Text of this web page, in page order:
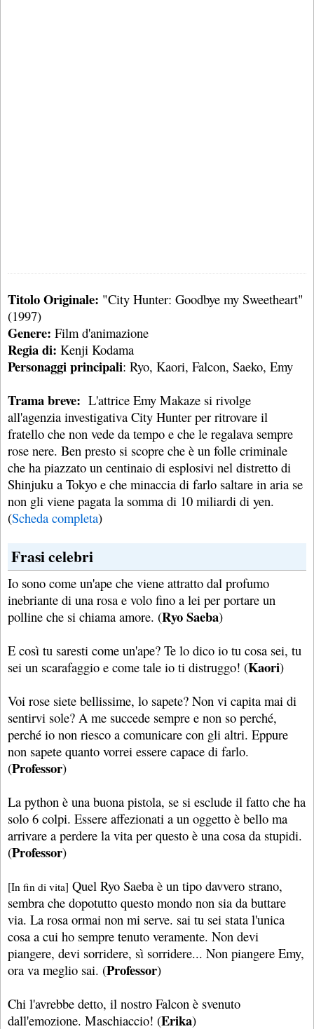
Titolo Originale: "City Hunter: Goodbye my Sweetheart"
(1997)
Genere: Film d'animazione
Regia di: Kenji Kodama
Personaggi principali: Ryo, Kaori, Falcon, Saeko, Emy
Trama breve: L'attrice Emy Makaze si rivolge
all'agenzia investigativa City Hunter per ritrovare il
fratello che non vede da tempo e che le regalava sempre
rose nere. Ben presto si scopre che è un folle criminale
che ha piazzato un centinaio di esplosivi nel distretto di
Shinjuku a Tokyo e che minaccia di farlo saltare in aria se
non gli viene pagata la somma di 10 miliardi di yen.
(Scheda completa)
Frasi celebri
Io sono come un'ape che viene attratto dal profumo
inebriante di una rosa e volo fino a lei per portare un
polline che si chiama amore. (Ryo Saeba)
E così tu saresti come un'ape? Te lo dico io tu cosa sei, tu
sei un scarafaggio e come tale io ti distruggo! (Kaori)
Voi rose siete bellissime, lo sapete? Non vi capita mai di
sentirvi sole? A me succede sempre e non so perché,
perché io non riesco a comunicare con gli altri. Eppure
non sapete quanto vorrei essere capace di farlo.
(Professor)
La python è una buona pistola, se si esclude il fatto che ha
solo 6 colpi. Essere affezionati a un oggetto è bello ma
arrivare a perdere la vita per questo è una cosa da stupidi.
(Professor)
[In fin di vita] Quel Ryo Saeba è un tipo davvero strano,
sembra che dopotutto questo mondo non sia da buttare
via. La rosa ormai non mi serve. sai tu sei stata l'unica
cosa a cui ho sempre tenuto veramente. Non devi
piangere, devi sorridere, sì sorridere... Non piangere Emy,
ora va meglio sai. (Professor)
Chi l'avrebbe detto, il nostro Falcon è svenuto
dall'emozione. Maschiaccio! (Erika)